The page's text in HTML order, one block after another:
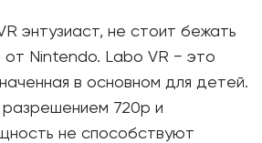
энтузиаст, не стоит бежать
от Nintendo. Labo VR − это
в основном для детей.
720p и
не способствуют